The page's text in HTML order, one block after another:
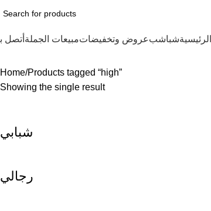
أتصل مبيعات الجملةعروض وتخفيضاتشباشبالرئيسية
Home Products tagged “high”
Showing the single result
شبابي
رجالي